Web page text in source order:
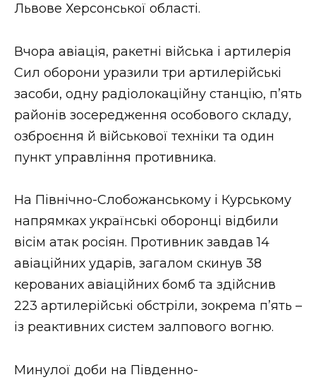
Львове Херсонської області.
Вчора авіація, ракетні війська і артилерія
Сил оборони уразили три артилерійські
засоби, одну радіолокаційну станцію, п’ять
районів зосередження особового складу,
озброєння й військової техніки та один
пункт управління противника.
На Північно-Слобожанському і Курському
напрямках українські оборонці відбили
вісім атак росіян. Противник завдав 14
авіаційних ударів, загалом скинув 38
керованих авіаційних бомб та здійснив
223 артилерійські обстріли, зокрема п’ять –
із реактивних систем залпового вогню.
Минулої доби на Південно-